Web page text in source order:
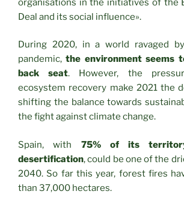
Deal and its social influence».
During 2020, in a world ravaged
pandemic,the environment seems
back seat. However, the
ecosystem recovery make 2021 the
shifting the balance towards
the fight against climate change.
Spain, with 75% of its
desertification, could be one of the
2040. So far this year, forest fires
than 37,000 hectares.